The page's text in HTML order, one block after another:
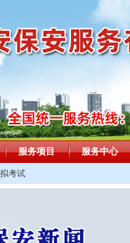
服务项目 服务中心
考试